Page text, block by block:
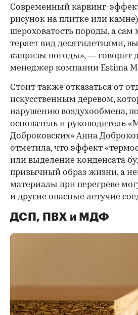
Современный карвинг-
рисунок на плитке или
шероховатость породы, а сам
теряет вид десятилетиями,
капризы погоды», — говорит
менеджер компании Estima
Стоит также отказаться от
искусственным деревом,
нарушению воздухообмена,
основатель и руководитель
Доброковских» Анна
отметила, что эффект
или выделение конденсата
привычный образ жизни, а
материалы при перегреве
и другие опасные летучие
ДСП, ПВХ и МДФ